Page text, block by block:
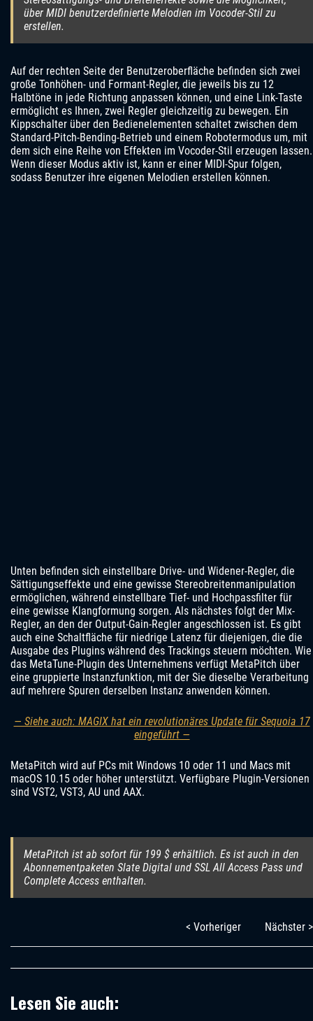
über MIDI benutzerdefinierte Melodien im Vocoder-Stil zu
erstellen.
Auf der rechten Seite der Benutzeroberfläche befinden sich zwei
große Tonhöhen- und Formant-Regler, die jeweils bis zu 12
Halbtöne in jede Richtung anpassen können, und eine Link-Taste
ermöglicht es Ihnen, zwei Regler gleichzeitig zu bewegen. Ein
Kippschalter über den Bedienelementen schaltet zwischen dem
Standard-Pitch-Bending-Betrieb und einem Robotermodus um, mit
dem sich eine Reihe von Effekten im Vocoder-Stil erzeugen lassen.
Wenn dieser Modus aktiv ist, kann er einer MIDI-Spur folgen,
sodass Benutzer ihre eigenen Melodien erstellen können.
Unten befinden sich einstellbare Drive- und Widener-Regler, die
Sättigungseffekte und eine gewisse Stereobreitenmanipulation
ermöglichen, während einstellbare Tief- und Hochpassfilter für
eine gewisse Klangformung sorgen. Als nächstes folgt der Mix-
Regler, an den der Output-Gain-Regler angeschlossen ist. Es gibt
auch eine Schaltfläche für niedrige Latenz für diejenigen, die die
Ausgabe des Plugins während des Trackings steuern möchten. Wie
das MetaTune-Plugin des Unternehmens verfügt MetaPitch über
eine gruppierte Instanzfunktion, mit der Sie dieselbe Verarbeitung
auf mehrere Spuren derselben Instanz anwenden können.
— Siehe auch: MAGIX hat ein revolutionäres Update für Sequoia 17
eingeführt —
MetaPitch wird auf PCs mit Windows 10 oder 11 und Macs mit
macOS 10.15 oder höher unterstützt. Verfügbare Plugin-Versionen
sind VST2, VST3, AU und AAX.
MetaPitch ist ab sofort für 199 $ erhältlich. Es ist auch in den
Abonnementpaketen Slate Digital und SSL All Access Pass und
Complete Access enthalten.
< Vorheriger Nächster >
Lesen Sie auch: